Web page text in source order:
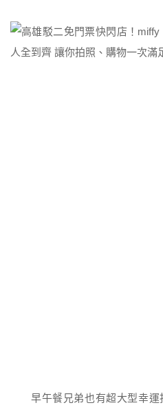
早午餐兄弟也有超大型幸